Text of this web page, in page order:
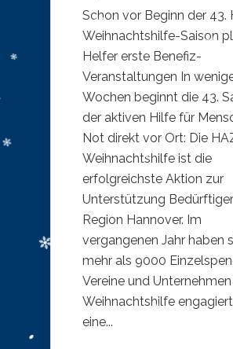
Schon vor Beginn der 43.
Weihnachtshilfe-Saison
Helfer erste Benefiz-
Veranstaltungen In
Wochen beginnt die 43.
der aktiven Hilfe für
Not direkt vor Ort: Die
Weihnachtshilfe ist die
erfolgreichste Aktion zur
Unterstützung
Region Hannover. Im
vergangenen Jahr haben
mehr als 9000
Vereine und
Weihnachtshilfe
eine...